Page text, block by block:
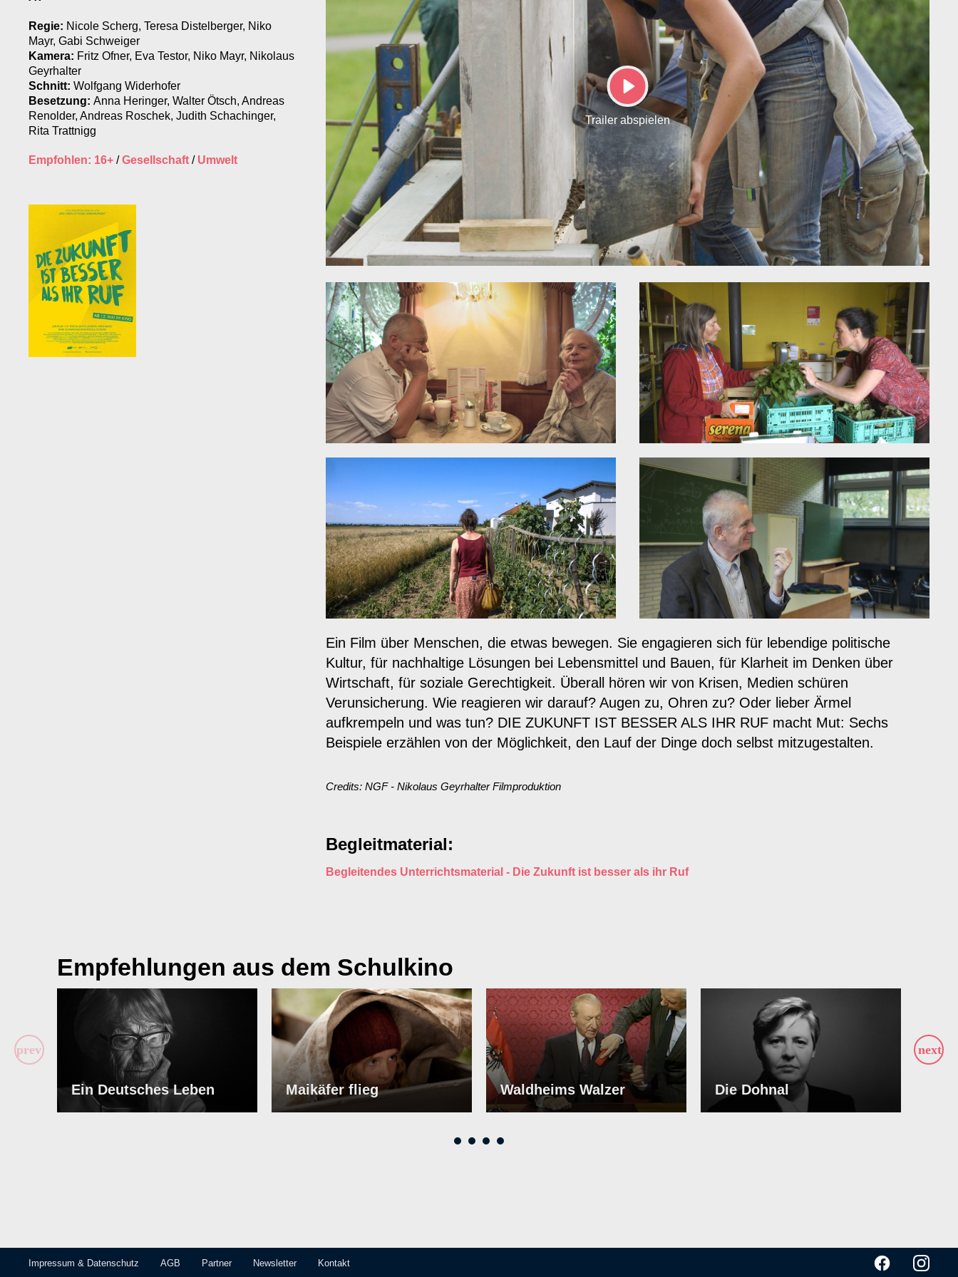
PLAY
Trailer abspielen
Regie: Nicole Scherg, Teresa Distelberger, Niko
Mayr, Gabi Schweiger
Kamera: Fritz Ofner, Eva Testor, Niko Mayr, Nikolaus
Geyrhalter
Schnitt: Wolfgang Widerhofer
Besetzung: Anna Heringer, Walter Ötsch, Andreas
Renolder, Andreas Roschek, Judith Schachinger,
Rita Trattnigg
Empfohlen: 16+ /Gesellschaft / Umwelt
Ein Film über Menschen, die etwas bewegen. Sie engagieren sich für lebendige politische
Kultur, für nachhaltige Lösungen bei Lebensmittel und Bauen, für Klarheit im Denken über
Wirtschaft, für soziale Gerechtigkeit. Überall hören wir von Krisen, Medien schüren
Verunsicherung. Wie reagieren wir darauf? Augen zu, Ohren zu? Oder lieber Ärmel
aufkrempeln und was tun? DIE ZUKUNFT IST BESSER ALS IHR RUF macht Mut: Sechs
Beispiele erzählen von der Möglichkeit, den Lauf der Dinge doch selbst mitzugestalten.
Credits: NGF - Nikolaus Geyrhalter Filmproduktion
Begleitmaterial:
Begleitendes Unterrichtsmaterial - Die Zukunft ist besser als ihr Ruf
Empfehlungen aus dem Schulkino
Ein Deutsches Leben
ABSPIELEN Maikäfer flieg
ABSPIELEN Waldheims Walzer
ABSPIELEN Die Dohnal
ABSPIELEN
Impressum & Datenschutz AGB Partner Newsletter Kontakt